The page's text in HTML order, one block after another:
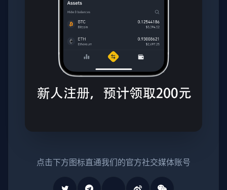
点击下方图标直通我们的官方社交媒体账号